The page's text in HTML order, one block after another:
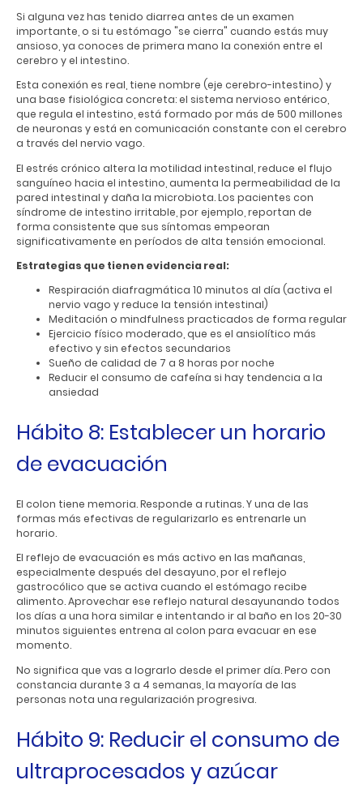
Si alguna vez has tenido diarrea antes de un examen
importante, o si tu estómago "se cierra" cuando estás muy
ansioso, ya conoces de primera mano la conexión entre el
cerebro y el intestino.
Esta conexión es real, tiene nombre (eje cerebro-intestino) y
una base fisiológica concreta: el sistema nervioso entérico,
que regula el intestino, está formado por más de 500 millones
de neuronas y está en comunicación constante con el cerebro
a través del nervio vago.
El estrés crónico altera la motilidad intestinal, reduce el flujo
sanguíneo hacia el intestino, aumenta la permeabilidad de la
pared intestinal y daña la microbiota. Los pacientes con
síndrome de intestino irritable, por ejemplo, reportan de
forma consistente que sus síntomas empeoran
significativamente en períodos de alta tensión emocional.
Estrategias que tienen evidencia real:
Respiración diafragmática 10 minutos al día (activa el
nervio vago y reduce la tensión intestinal)
Meditación o mindfulness practicados de forma regular
Ejercicio físico moderado, que es el ansiolítico más
efectivo y sin efectos secundarios
Sueño de calidad de 7 a 8 horas por noche
Reducir el consumo de cafeína si hay tendencia a la
ansiedad
Hábito 8: Establecer un horario
de evacuación
El colon tiene memoria. Responde a rutinas. Y una de las
formas más efectivas de regularizarlo es entrenarle un
horario.
El reflejo de evacuación es más activo en las mañanas,
especialmente después del desayuno, por el reflejo
gastrocólico que se activa cuando el estómago recibe
alimento. Aprovechar ese reflejo natural desayunando todos
los días a una hora similar e intentando ir al baño en los 20-30
minutos siguientes entrena al colon para evacuar en ese
momento.
No significa que vas a lograrlo desde el primer día. Pero con
constancia durante 3 a 4 semanas, la mayoría de las
personas nota una regularización progresiva.
Hábito 9: Reducir el consumo de
ultraprocesados y azúcar